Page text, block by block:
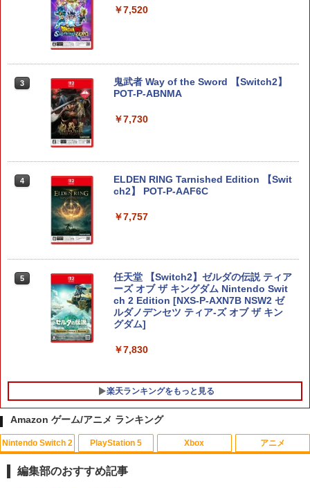
￥7,520
3
鬼武者 Way of the Sword 【Switch2】
POT-P-ABNMA
￥7,730
4
ELDEN RING Tarnished Edition 【Swit
ch2】 POT-P-AAF6C
￥7,757
5
任天堂 【Switch2】ゼルダの伝説 ティア
ーズ オブ ザ キングダム Nintendo Swit
ch 2 Edition [NXS-P-AXN7B NSW2 ゼ
ルダノデンセツ ティア-ズ オブ ザ キン
グダム]
￥7,830
楽天ランキングをもっと見る
1
FPS エイム アシストキャップ PS5 PS4
コントローラ 対応 Playstation プレイス
テーション 対戦 APEX cod フォトナ FP
1
【中古】あつまれ!! メイドインワリオ
(ワリオのすごろく付)
1
【中古】ベイマックス MovieNEX[純正
ブルーレイ＋純正ケース]
Amazon ゲーム/アニメ ランキング
Nintendo Switch 2 PlayStation 5 Xbox アニメ
編集部のおすすめ記事